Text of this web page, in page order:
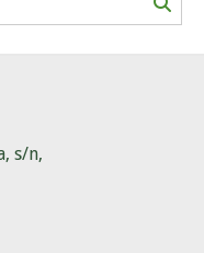
s/n,